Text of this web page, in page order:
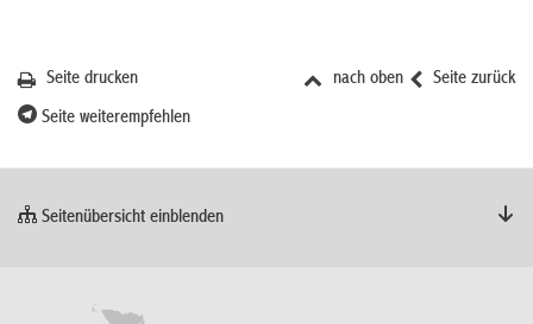
Seite zurück
nach oben
Seite drucken
Seite weiterempfehlen
Seitenübersicht einblenden